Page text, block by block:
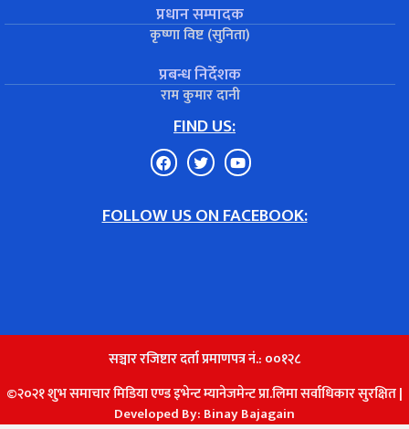
प्रधान सम्पादक
कृष्णा विष्ट (सुनिता)
प्रबन्ध निर्देशक
राम कुमार दानी
FIND US:
FOLLOW US ON FACEBOOK:
सञ्चार रजिष्टार दर्ता प्रमाणपत्र नं.: ००१२८
©२०२१ शुभ समाचार मिडिया एण्ड इभेन्ट म्यानेजमेन्ट प्रा.लिमा सर्वाधिकार सुरक्षित |
Developed By: Binay Bajagain